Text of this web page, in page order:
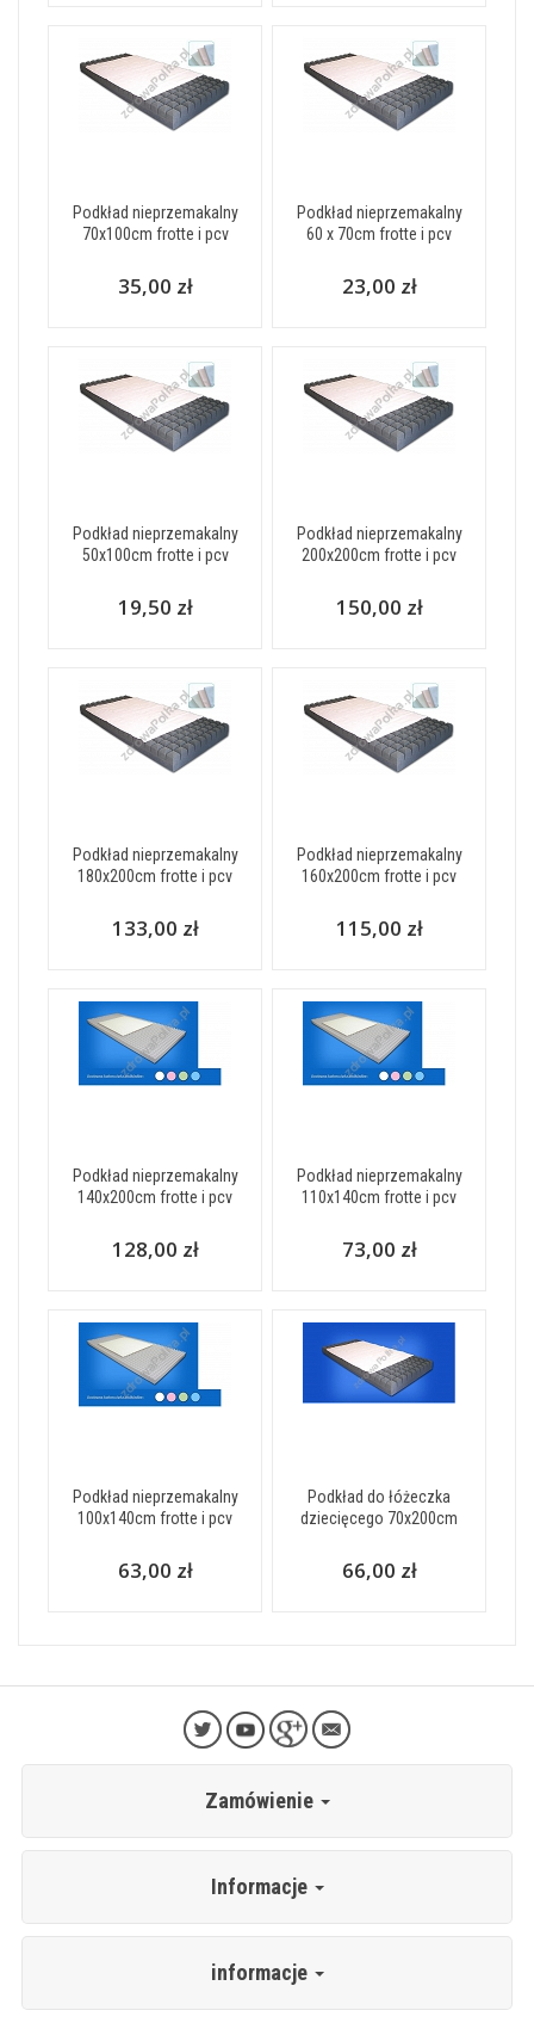
Podkład nieprzemakalny
70x100cm frotte i pcv
35,00 zł
Podkład nieprzemakalny
60 x 70cm frotte i pcv
23,00 zł
Podkład nieprzemakalny
50x100cm frotte i pcv
19,50 zł
Podkład nieprzemakalny
200x200cm frotte i pcv
150,00 zł
Podkład nieprzemakalny
180x200cm frotte i pcv
133,00 zł
Podkład nieprzemakalny
160x200cm frotte i pcv
115,00 zł
Podkład nieprzemakalny
140x200cm frotte i pcv
128,00 zł
Podkład nieprzemakalny
110x140cm frotte i pcv
73,00 zł
Podkład nieprzemakalny
100x140cm frotte i pcv
63,00 zł
Podkład do łóżeczka
dziecięcego 70x200cm
66,00 zł
Zamówienie
Informacje
informacje